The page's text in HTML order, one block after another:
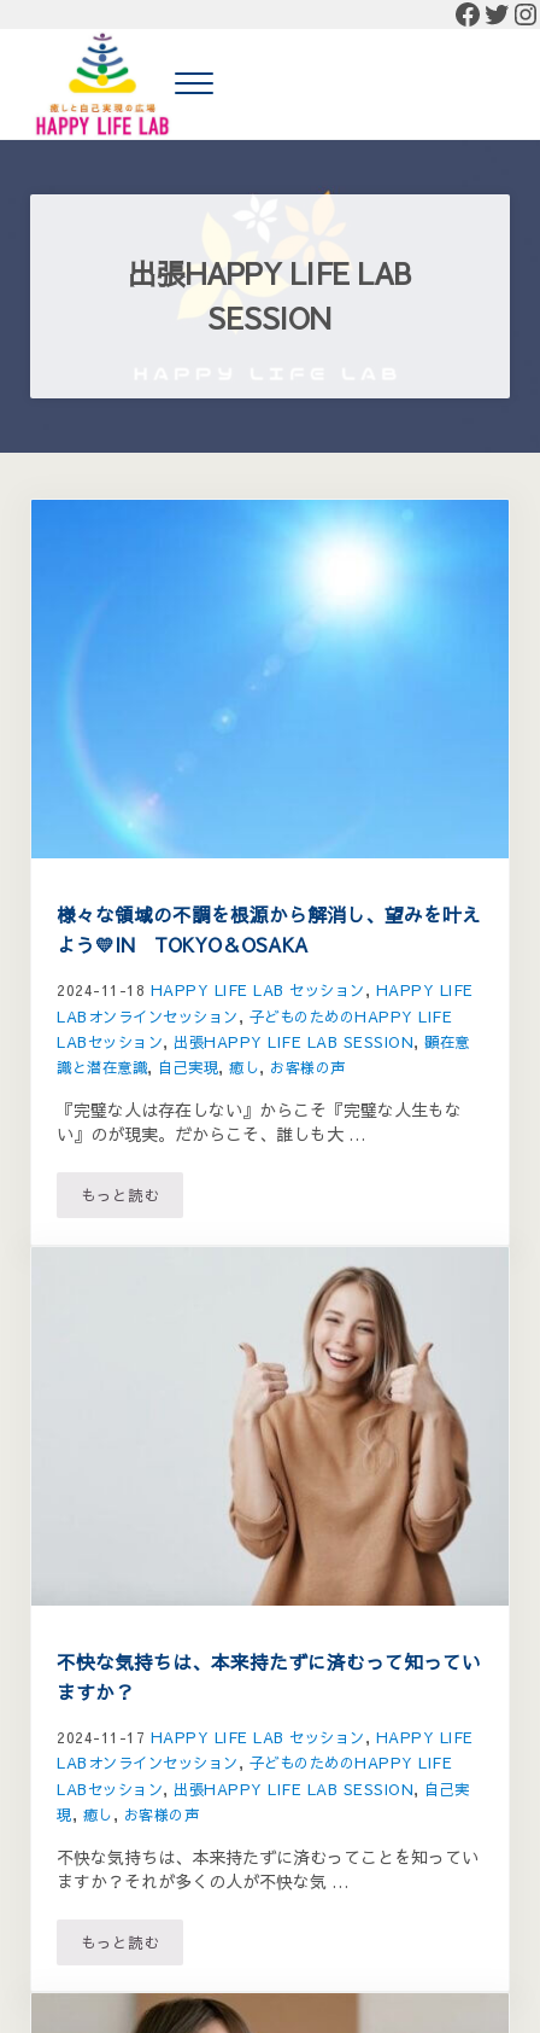
Menu
出張HAPPY LIFE LAB
SESSION
様々な領域の不調を根源から解消し、望みを叶え
よう💛IN TOKYO＆OSAKA
2024-11-18 HAPPY LIFE LAB セッション, HAPPY LIFE
LABオンラインセッション, 子どものためのHAPPY LIFE
LABセッション, 出張HAPPY LIFE LAB SESSION,顕在意
識と潜在意識, 自己実現,癒し, お客様の声
『完璧な人は存在しない』からこそ『完璧な人生もな
い』のが現実。だからこそ、誰しも大 …
もっと読む様々な領域の不調を根源から解消し、望みを叶えよう
不快な気持ちは、本来持たずに済むって知ってい
ますか？
2024-11-17 HAPPY LIFE LAB セッション, HAPPY LIFE
LABオンラインセッション, 子どものためのHAPPY LIFE
LABセッション, 出張HAPPY LIFE LAB SESSION, 自己実
現, 癒し, お客様の声
不快な気持ちは、本来持たずに済むってことを知ってい
ますか？それが多くの人が不快な気 …
もっと読む不快な気持ちは、本来持たずに済むって知っていますか？